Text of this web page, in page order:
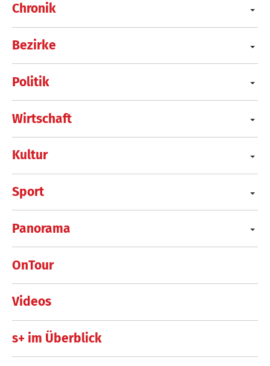
Chronik
Bezirke
Politik
Wirtschaft
Kultur
Sport
Panorama
OnTour
Videos
s+ im Überblick